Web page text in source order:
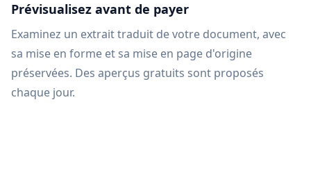
Prévisualisez avant de payer
Examinez un extrait traduit de votre document, avec
sa mise en forme et sa mise en page d'origine
préservées. Des aperçus gratuits sont proposés
chaque jour.